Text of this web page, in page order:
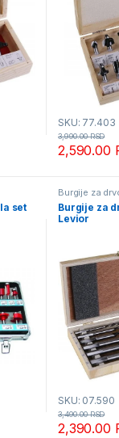
SKU: 77.403
2,590.00
3,990.00RSD
set
Burgije za
Burgije za
Levior
SKU: 07.590
2,390.00
3,490.00RSD